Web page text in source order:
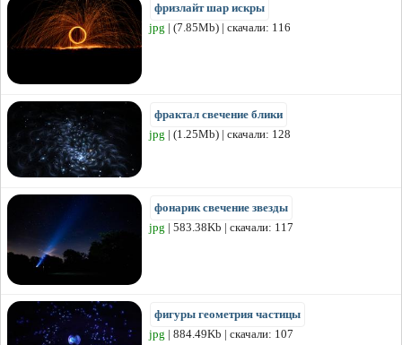
фризлайт шар искры
jpg | (7.85Mb) | скачали: 116
фрактал свечение блики
jpg | (1.25Mb) | скачали: 128
фонарик свечение звезды
jpg | 583.38Kb | скачали: 117
фигуры геометрия частицы
jpg | 884.49Kb | скачали: 107